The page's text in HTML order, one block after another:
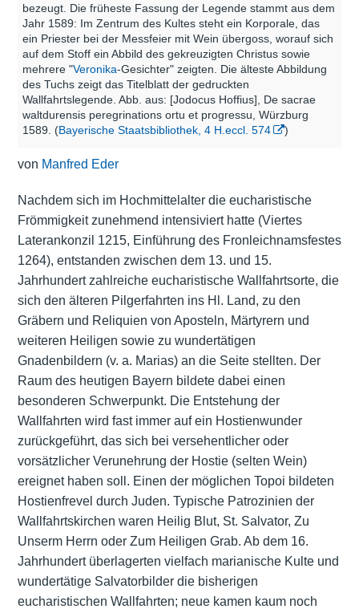
bezeugt. Die früheste Fassung der Legende stammt aus dem
Jahr 1589: Im Zentrum des Kultes steht ein Korporale, das
ein Priester bei der Messfeier mit Wein übergoss, worauf sich
auf dem Stoff ein Abbild des gekreuzigten Christus sowie
mehrere "Veronika-Gesichter" zeigten. Die älteste Abbildung
des Tuchs zeigt das Titelblatt der gedruckten
Wallfahrtslegende. Abb. aus: [Jodocus Hoffius], De sacrae
waltdurensis peregrinations ortu et progressu, Würzburg
1589. (Bayerische Staatsbibliothek, 4 H.eccl. 574 )
von Manfred Eder
Nachdem sich im Hochmittelalter die eucharistische
Frömmigkeit zunehmend intensiviert hatte (Viertes
Laterankonzil 1215, Einführung des Fronleichnamsfestes
1264), entstanden zwischen dem 13. und 15.
Jahrhundert zahlreiche eucharistische Wallfahrtsorte, die
sich den älteren Pilgerfahrten ins Hl. Land, zu den
Gräbern und Reliquien von Aposteln, Märtyrern und
weiteren Heiligen sowie zu wundertätigen
Gnadenbildern (v. a. Marias) an die Seite stellten. Der
Raum des heutigen Bayern bildete dabei einen
besonderen Schwerpunkt. Die Entstehung der
Wallfahrten wird fast immer auf ein Hostienwunder
zurückgeführt, das sich bei versehentlicher oder
vorsätzlicher Verunehrung der Hostie (selten Wein)
ereignet haben soll. Einen der möglichen Topoi bildeten
Hostienfrevel durch Juden. Typische Patrozinien der
Wallfahrtskirchen waren Heilig Blut, St. Salvator, Zu
Unserm Herrn oder Zum Heiligen Grab. Ab dem 16.
Jahrhundert überlagerten vielfach marianische Kulte und
wundertätige Salvatorbilder die bisherigen
eucharistischen Wallfahrten; neue kamen kaum noch